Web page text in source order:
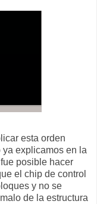
esta orden
explicamos en la
posible hacer
el chip de control
y no se
de la estructura